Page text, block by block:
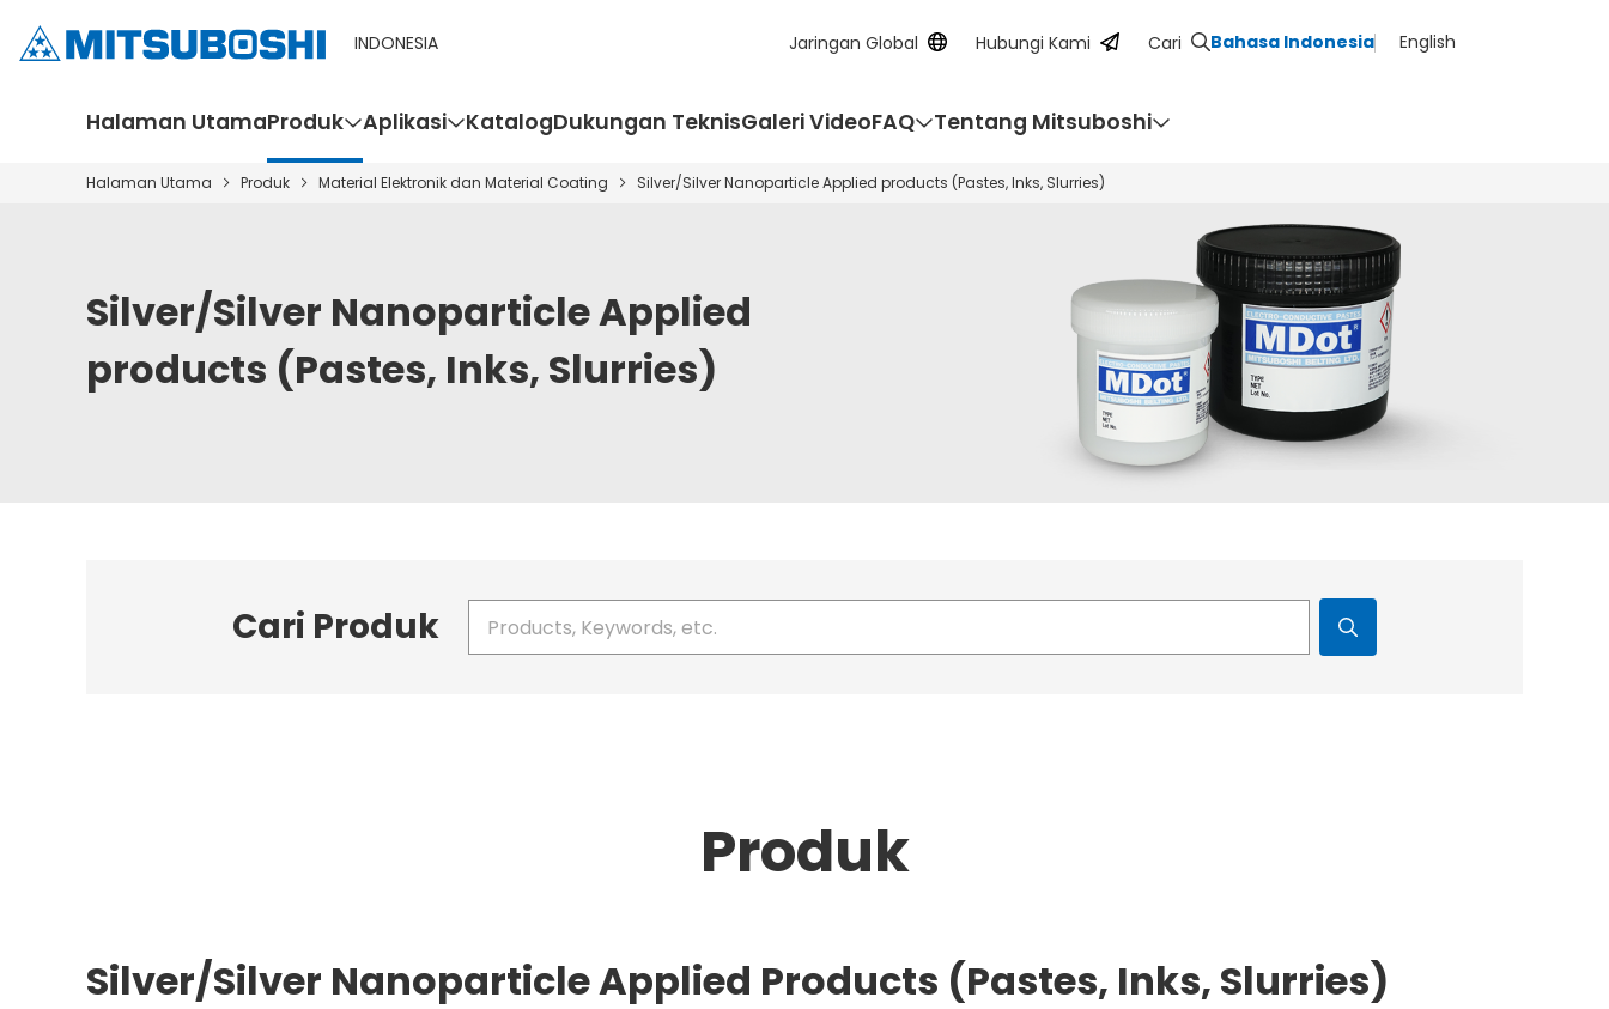
INDONESIA Jaringan Global Hubungi Kami Cari Bahasa Indonesia English
Halaman UtamaProduk Aplikasi KatalogDukungan TeknisGaleri VideoFAQ Tentang Mitsuboshi
Halaman Utama Produk Material Elektronik dan Material Coating Silver/Silver Nanoparticle Applied products (Pastes, Inks, Slurries)
Silver/Silver Nanoparticle Applied
products (Pastes, Inks, Slurries)
Cari Produk Masukkan query pencarian Anda
Produk
Silver/Silver Nanoparticle Applied Products (Pastes, Inks, Slurries)